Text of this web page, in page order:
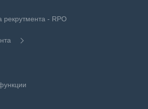
рекрутмента - RPO